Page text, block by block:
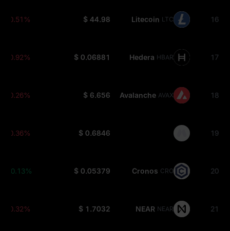
16
Litecoin LTC
$ 44.98
-0.51%
17
Hedera HBAR
$ 0.06881
-0.92%
18
Avalanche AVAX
$ 6.656
-0.26%
19
$ 0.6846
-0.36%
20
Cronos CRO
$ 0.05379
+0.13%
21
NEAR NEAR
$ 1.7032
-0.32%